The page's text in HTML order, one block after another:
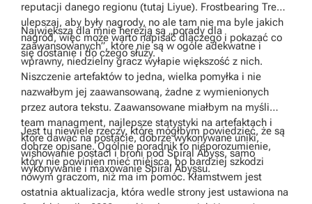
reputacji danego regionu (tutaj Liyue). Frostbearing Tree –
ulepszaj, aby były nagrody, no ale tam nie ma byle jakich
nagród, więc może warto napisać dlaczego i pokazać co
się dostanie i do czego służy.
Największą dla mnie herezją są „porady dla
zaawansowanych”, które nie są w ogóle adekwatne i
wprawny, niedzielny gracz wyłapie większość z nich.
Niszczenie artefaktów to jedna, wielka pomyłka i nie
nazwałbym jej zaawansowaną, żadne z wymienionych
przez autora tekstu. Zaawansowane miałbym na myśli
team managment, najlepsze statystyki na artefaktach i
które dawać na postacie, dobrze wykonywane uniki,
wishowanie postaci i broni pod Spiral Abyss, samo
wykonywanie i maxowanie Spiral Abyssu.
Jest tu niewiele rzeczy, które mógłbym powiedzieć, że są
dobrze opisane. Ogólnie poradnik to nieporozumienie,
który nie powinien mieć miejsca, bo bardziej szkodzi
nowym graczom, niż ma im pomóc. Kłamstwem jest
ostatnia aktualizacja, która wedle strony jest ustawiona na